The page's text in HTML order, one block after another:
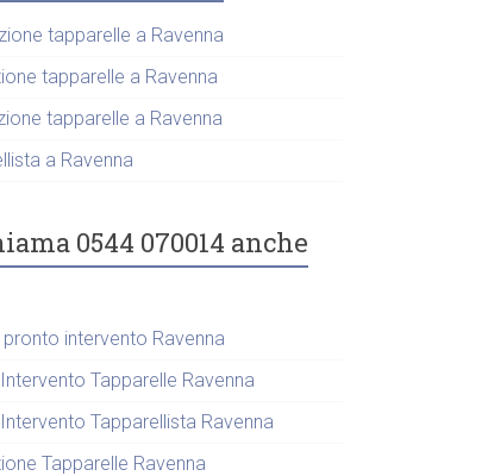
tapparelle a Ravenna
tapparelle a Ravenna
tapparelle a Ravenna
a Ravenna
0544 070014 anche
intervento Ravenna
Tapparelle Ravenna
Tapparellista Ravenna
Tapparelle Ravenna